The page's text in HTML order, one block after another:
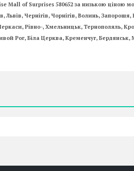
Mall of Surprises 580652 за низькою ціною
Чернігів, Чорнігів, Волинь, Запорошя,
Рівно-, Хмельницьк, Тернополяль,
Рог, Біла Церква, Кременчуг, Бердянськ,